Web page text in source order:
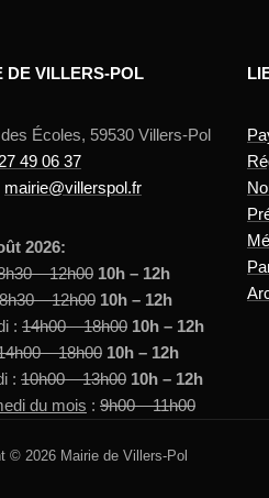
DE VILLERS-POL
Écoles, 59530 Villers-Pol
49 06 37
mairie@villerspol.fr
2026:
– 12h00 10h – 12h
8h30 – 12h00 10h – 12h
: 14h00 – 18h00 10h – 12h
– 18h00 10h – 12h
: 10h00 – 13h00 10h – 12h
du mois : 9h00 – 11h00
© 2026 Mairie de Villers-Pol